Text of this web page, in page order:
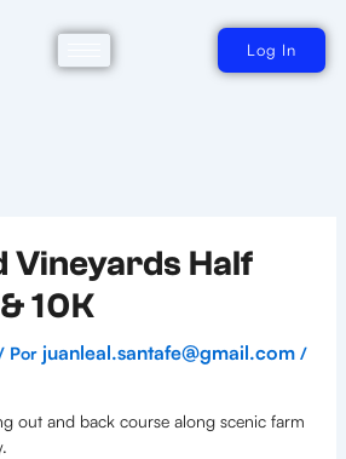
Log In
Vineyards Half
10K
Por juanleal.santafe@gmail.com /
out and back course along scenic farm